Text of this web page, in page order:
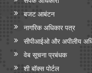
बजट आबंटन
नागरिक अधिकार पत्र
सीपीआईओ और अपी‍लीय
वेब सूचना प्रबंधक
शी बॉक्स पोर्टल